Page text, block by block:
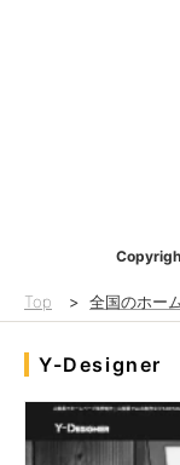
Top > 全国のホー
Y-Designer